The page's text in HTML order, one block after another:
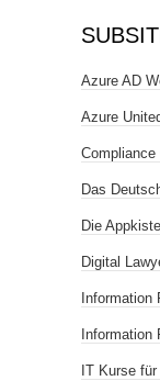
Azure AD
Azure
Compliance
Das
Die Appkiste
Digital
Information
Information
IT Kurse